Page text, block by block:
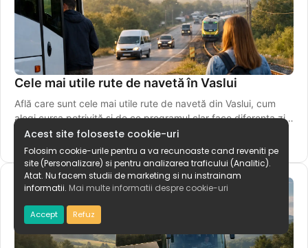
Cele mai utile rute de navetă în Vaslui
Află care sunt cele mai utile rute de navetă din Vaslui, cum
alegi cursa potrivită și de ce programul clar face diferența zi
de zi.
Acest site foloseste cookie-uri
Folosim cookie-urile pentru a va recunoaste cand reveniti pe
site (Personalizare) si pentru analizarea traficului (Analitic).
Atat. Nu facem studii de marketing si nu instrainam
informatii. Mai multe informatii despre cookie-uri
Accept Refuz